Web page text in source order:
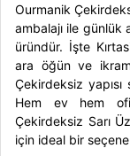
Ourmanik
ambalajı ile günlük
üründür. İşte
ara öğün ve
Çekirdeksiz
Hem ev hem
Çekirdeksiz Sarı
için ideal bir